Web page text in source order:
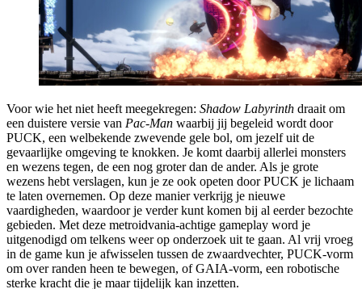
Voor wie het niet heeft meegekregen: Shadow Labyrinth draait om
een duistere versie van Pac-Man waarbij jij begeleid wordt door
PUCK, een welbekende zwevende gele bol, om jezelf uit de
gevaarlijke omgeving te knokken. Je komt daarbij allerlei monsters
en wezens tegen, de een nog groter dan de ander. Als je grote
wezens hebt verslagen, kun je ze ook opeten door PUCK je lichaam
te laten overnemen. Op deze manier verkrijg je nieuwe
vaardigheden, waardoor je verder kunt komen bij al eerder bezochte
gebieden. Met deze metroidvania-achtige gameplay word je
uitgenodigd om telkens weer op onderzoek uit te gaan. Al vrij vroeg
in de game kun je afwisselen tussen de zwaardvechter, PUCK-vorm
om over randen heen te bewegen, of GAIA-vorm, een robotische
sterke kracht die je maar tijdelijk kan inzetten.